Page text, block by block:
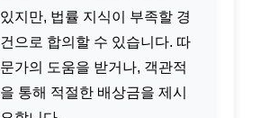
지만, 법률 지식이 부족할 경
으로 합의할 수 있습니다. 따
가의 도움을 받거나, 객관적
통해 적절한 배상금을 제시